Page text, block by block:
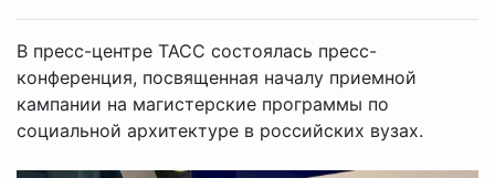
В пресс-центре ТАСС состоялась пресс-
конференция, посвященная началу приемной
кампании на магистерские программы по
социальной архитектуре в российских вузах.